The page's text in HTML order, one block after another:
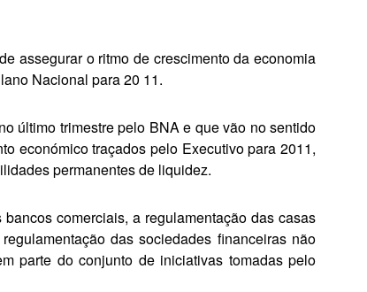
asse­gurar o ritmo de crescimento da economia
Nacional para 20 11.
último trimestre pelo BNA e que vão no sentido
económico traçados pelo Executivo para 2011,
permanentes de liquidez.
comerciais, a regulamentação das casas
das sociedades financei­ras não
parte do conjunto de iniciativas tomadas pelo